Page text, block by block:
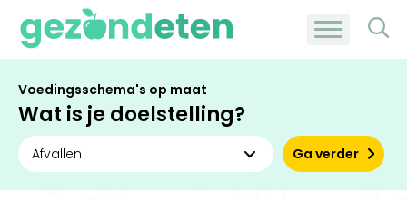
Voedingsschema's op maat
Wat is je doelstelling?
Ga verder